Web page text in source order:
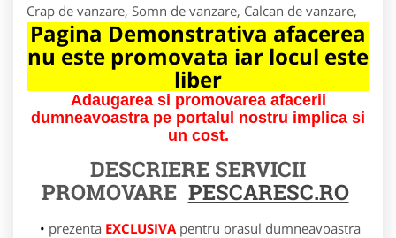
Crap de vanzare, Somn de vanzare, Calcan de vanzare,
Pagina Demonstrativa afacerea
nu este promovata iar locul este
liber
Adaugarea si promovarea afacerii
dumneavoastra pe portalul nostru implica si
un cost.
DESCRIERE SERVICII
PROMOVARE PESCARESC.RO
prezenta EXCLUSIVApentru orasul dumneavoastra